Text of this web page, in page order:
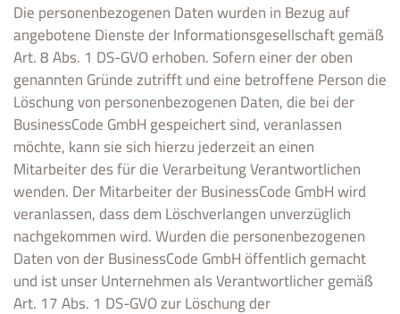
Die personenbezogenen Daten wurden in Bezug auf
angebotene Dienste der Informationsgesellschaft gemäß
Art. 8 Abs. 1 DS-GVO erhoben. Sofern einer der oben
genannten Gründe zutrifft und eine betroffene Person die
Löschung von personenbezogenen Daten, die bei der
BusinessCode GmbH gespeichert sind, veranlassen
möchte, kann sie sich hierzu jederzeit an einen
Mitarbeiter des für die Verarbeitung Verantwortlichen
wenden. Der Mitarbeiter der BusinessCode GmbH wird
veranlassen, dass dem Löschverlangen unverzüglich
nachgekommen wird. Wurden die personenbezogenen
Daten von der BusinessCode GmbH öffentlich gemacht
und ist unser Unternehmen als Verantwortlicher gemäß
Art. 17 Abs. 1 DS-GVO zur Löschung der